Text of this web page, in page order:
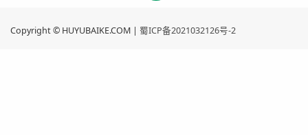
Copyright © HUYUBAIKE.COM | 蜀ICP备2021032126号-2